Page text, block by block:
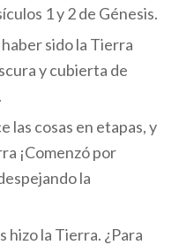
1 y 2 de Génesis.
sido la Tierra
y cubierta de
las cosas en etapas, y
¡Comenzó por
la
hizo la Tierra. ¿Para